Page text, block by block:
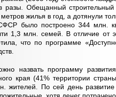
разы. Обещанный
жилья в год, а дотянули
было построено 344 млн.
1,3 млн. семей. В отличие от
что по программе
назвать программу
края (41% территории
жителей. По сей день